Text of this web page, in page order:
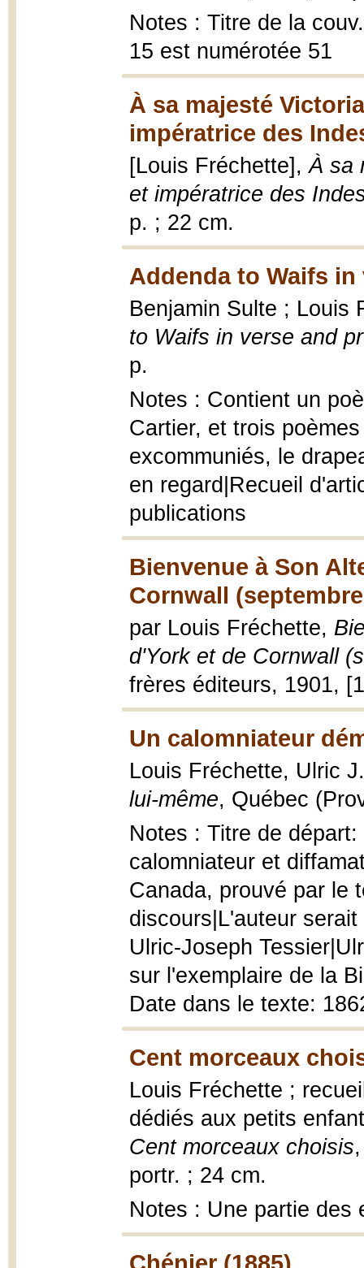
Notes : Titre de la
15 est numérotée 51
À sa majesté
impératrice des
[Louis Fréchette],À sa
et impératrice des
p. ; 22 cm.
Addenda to Waifs in
Benjamin Sulte ; Louis
to Waifs in verse and
p.
Notes : Contient un
Cartier, et trois
excommuniés, le
en regard|Recueil
publications
Bienvenue à Son
Cornwall
par Louis Fréchette,
d'York et de Cornwall
frères éditeurs, 1901,
Un calomniateur
Louis Fréchette, Ulric
lui-même, Québec
Notes : Titre de
calomniateur et
Canada, prouvé par le
discours|L'auteur
Ulric-Joseph
sur l'exemplaire de la
Date dans le texte:
Cent morceaux
Louis Fréchette ;
dédiés aux petits
Cent morceaux choisis
portr. ; 24 cm.
Notes : Une partie des